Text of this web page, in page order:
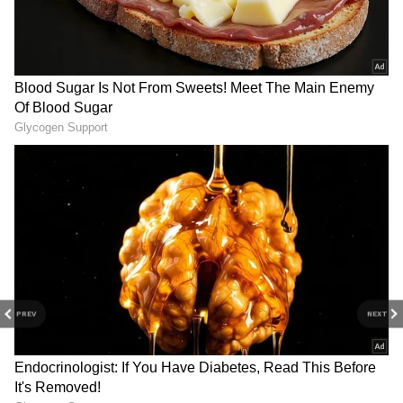
PREV NEXT
லாபம் கிடைக்கும். நீண்ட நாட்களாக
இழுபறியில் இருந்த வேலைகள்
வெற்றிகரமாக முடியும். குடும்பத்தில் நிலவி
வந்த சச்சரவுகள் நீங்கி, கணவன்-மனைவி
இடையே நெருக்கம் அதிகரிக்கும். புதிய
முதலீடுகள் செய்ய இதுவே சரியான
தருணம்.